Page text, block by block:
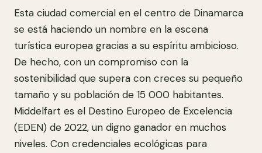
Esta ciudad comercial en el centro de Dinamarca
se está haciendo un nombre en la escena
turística europea gracias a su espíritu ambicioso.
De hecho, con un compromiso con la
sostenibilidad que supera con creces su pequeño
tamaño y su población de 15 000 habitantes.
Middelfart es el Destino Europeo de Excelencia
(EDEN) de 2022, un digno ganador en muchos
niveles. Con credenciales ecológicas para